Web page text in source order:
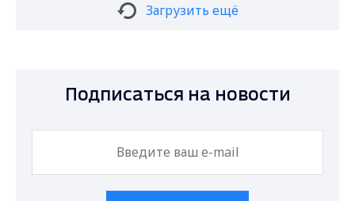
Загрузить ещё
Подписаться на новости